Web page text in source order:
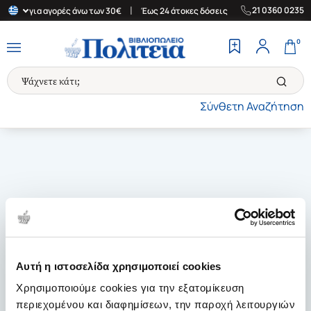
Αυτή η ιστοσελίδα χρησιμοποιεί cookies
Χρησιμοποιούμε cookies για την εξατομίκευση
περιεχομένου και διαφημίσεων, την παροχή λειτουργιών
για αγορές άνω των 30€ Έως 24 άτοκες δόσεις | Δωρεάν
21 0360 0235
Σύνθετη Αναζήτηση
0